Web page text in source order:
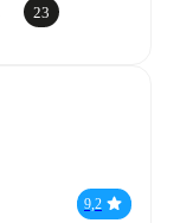
23
9,2